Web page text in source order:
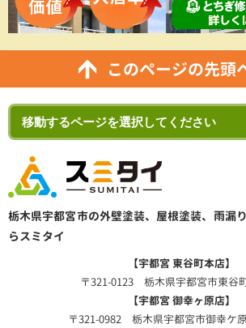
このページの先頭
栃木県宇都宮市の外壁塗装、屋根塗装、雨漏
らスミタイ
【宇都宮 東谷町本店】
〒321-0123 栃木県宇都宮市東谷
【宇都宮 御幸ヶ原店】
〒321-0982 栃木県宇都宮市御幸ケ